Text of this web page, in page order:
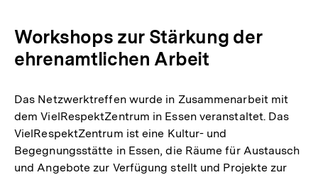
Workshops zur Stärkung der
ehrenamtlichen Arbeit
Das Netzwerktreffen wurde in Zusammenarbeit mit
dem VielRespektZentrum in Essen veranstaltet. Das
VielRespektZentrum ist eine Kultur- und
Begegnungsstätte in Essen, die Räume für Austausch
und Angebote zur Verfügung stellt und Projekte zur